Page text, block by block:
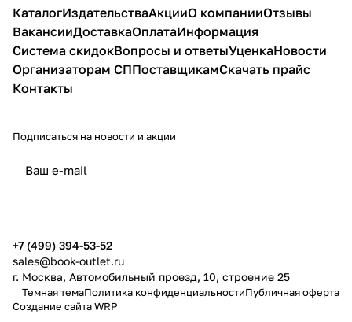
КаталогИздательстваАкцииО компанииОтзывы
ВакансииДоставкаОплатаИнформация
Система скидокВопросы и ответыУценкаНовости
Организаторам СППоставщикамСкачать прайс
Контакты
Подписаться на новости и акции
+7 (499) 394-53-52
sales@book-outlet.ru
г. Москва, Автомобильный проезд, 10, строение 25
Темная темаПолитика конфиденциальностиПубличная оферта
Создание сайтаWRP